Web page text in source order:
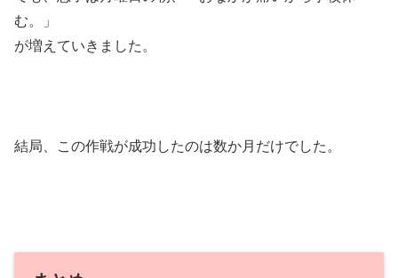
む。」
が増えていきました。
結局、この作戦が成功したのは数か月だけでした。